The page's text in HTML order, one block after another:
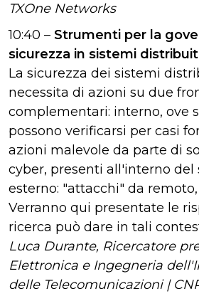
TXOne Networks
10:40 – Strumenti per la
sicurezza in sistemi
La sicurezza dei sistemi
necessita di azioni su due
complementari: interno, ove
possono verificarsi per casi
azioni malevole da parte di
cyber, presenti all'interno del
esterno: "attacchi" da remoto,
Verranno qui presentate le
ricerca può dare in tali
Luca Durante, Ricercatore
Elettronica e Ingegneria
delle Telecomunicazioni |